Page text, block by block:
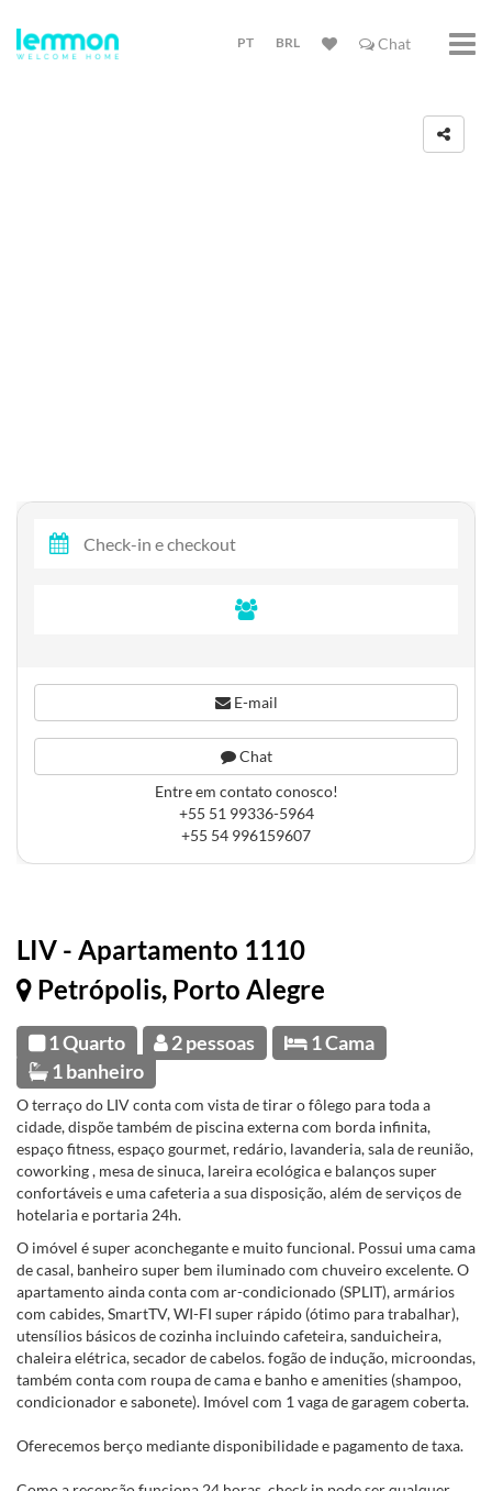
PT BRL Chat
LIV - Apartamento 1110
Petrópolis, Porto Alegre
1 Quarto 2 pessoas
1 Cama
1 banheiro
O terraço do LIV conta com vista de tirar o fôlego para toda a
cidade, dispõe também de piscina externa com borda infinita,
espaço fitness, espaço gourmet, redário, lavanderia, sala de reunião,
coworking , mesa de sinuca, lareira ecológica e balanços super
confortáveis e uma cafeteria a sua disposição, além de serviços de
hotelaria e portaria 24h.
O imóvel é super aconchegante e muito funcional. Possui uma cama
de casal, banheiro super bem iluminado com chuveiro excelente. O
apartamento ainda conta com ar-condicionado (SPLIT), armários
com cabides, SmartTV, WI-FI super rápido (ótimo para trabalhar),
utensílios básicos de cozinha incluindo cafeteira, sanduicheira,
chaleira elétrica, secador de cabelos. fogão de indução, microondas,
também conta com roupa de cama e banho e amenities (shampoo,
condicionador e sabonete). Imóvel com 1 vaga de garagem coberta.
Oferecemos berço mediante disponibilidade e pagamento de taxa.
E-mail
Chat
Entre em contato conosco!
+55 51 99336-5964
+55 54 996159607